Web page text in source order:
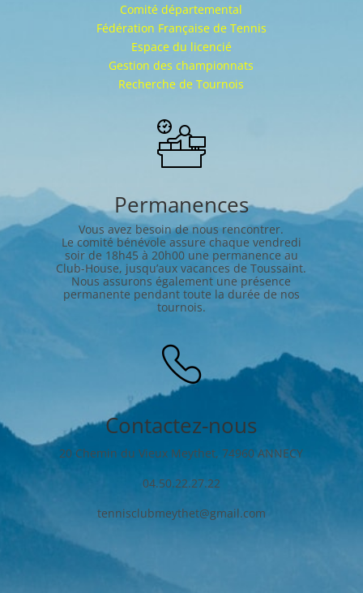
Comité départemental
Fédération Française de Tennis
Espace du licencié
Gestion des championnats
Recherche de Tournois
Permanences
Vous avez besoin de nous rencontrer.
Le comité bénévole assure chaque vendredi
soir de 18h45 à 20h00 une permanence au
Club-House, jusqu’aux vacances de Toussaint.
Nous assurons également une présence
permanente pendant toute la durée de nos
tournois.
Contactez-nous
20 Chemin du Vieux Meythet, 74960 ANNECY
04.50.22.27.22
tennisclubmeythet@gmail.com